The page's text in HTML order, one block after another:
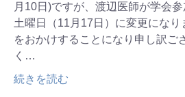
月10日)ですが、渡辺医師が学会
土曜日（11月17日）に変更にな
をおかけすることになり申し訳ご
く…
続きを読む